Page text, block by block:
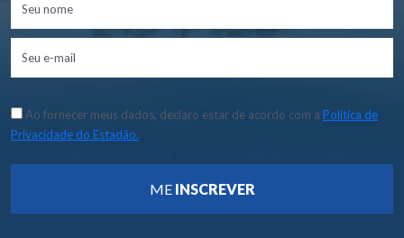
Ao fornecer meus dados, declaro estar de acordo com a Política de
Privacidade do Estadão.
ME INSCREVER